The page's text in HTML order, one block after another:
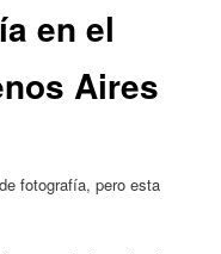
en el
Aires
fotografía, pero esta